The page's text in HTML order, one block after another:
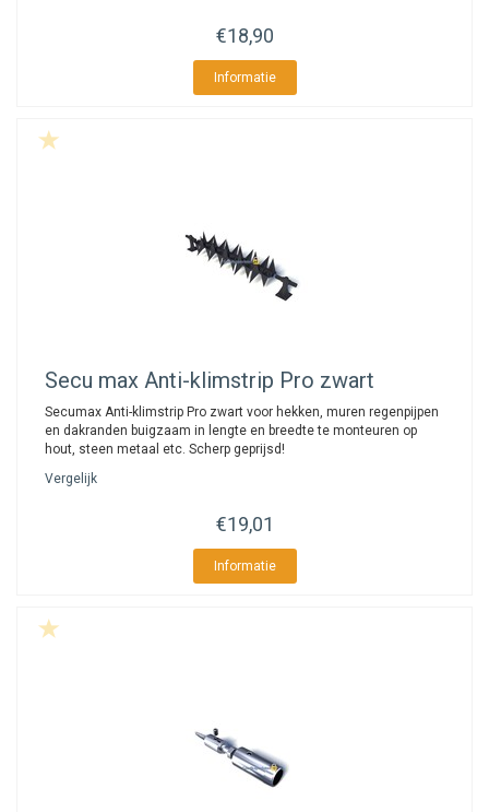
€18,90
Informatie
Secu max Anti-klimstrip Pro zwart
Secumax Anti-klimstrip Pro zwart voor hekken, muren regenpijpen
en dakranden buigzaam in lengte en breedte te monteuren op
hout, steen metaal etc. Scherp geprijsd!
Vergelijk
€19,01
Informatie